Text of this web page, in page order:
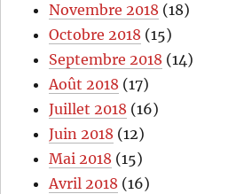
Novembre 2018 (18)
Octobre 2018 (15)
Septembre 2018 (14)
Août 2018 (17)
Juillet 2018 (16)
Juin 2018 (12)
Mai 2018 (15)
Avril 2018 (16)